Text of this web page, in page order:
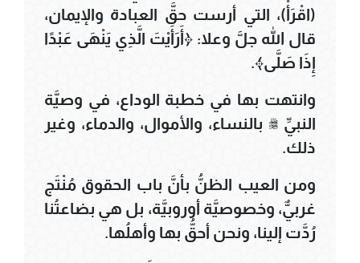
(اقْرَأْ)، التي أرست حقَّ العبادة والإيمان،
قال الله جلَّ وعلا: ﴿أَرَأَيْتَ الَّذِي يَنْهَى عَبْدًا
إِذَا صَلَّى﴾.
وانتهت بها في خطبة الوداع، في وصيَّة
النبيِّ ﷺ بالنساء، والأموال، والدماء، وغير
ذلك.
ومن العيب الظنُّ بأنَّ باب الحقوق مُنْتَج
غربيٌّ، وخصوصيَّة أوروبيَّة، بل هي بضاعتُنا
رُدَّت إلينا، ونحن أحقُّ بها وأهلُها.